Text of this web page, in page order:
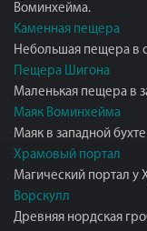
Воминхейма.
Каменная пещера
Небольшая пещера в
Пещера Шигона
Маленькая пещера в
Маяк Воминхейма
Маяк в западной
Храмовый портал
Магический портал у
Ворскулл
Древняя нордская